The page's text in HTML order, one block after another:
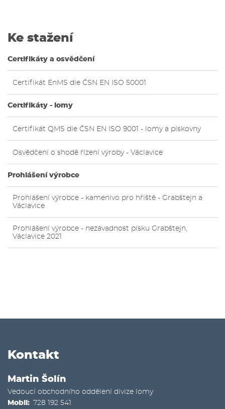
Ke stažení
Certifikáty a osvědčení
Certifikát EnMS dle ČSN EN ISO 50001
Certifikáty - lomy
Certifikát QMS dle ČSN EN ISO 9001 - lomy a pískovny
Osvědčení o shodě řízení výroby - Václavice
Prohlášení výrobce
Prohlášení výrobce - kamenivo pro hřiště - Grabštejn a
Václavice
Prohlášení výrobce - nezávadnost písku Grabštejn,
Václavice 2021
Kontakt
Martin Šolín
Vedoucí obchodního oddělení divize lomy
Mobil
728 192 541